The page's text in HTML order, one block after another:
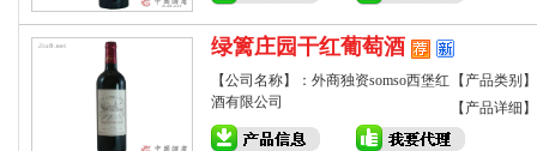
绿篱庄园干红葡萄酒
【公司名称】：外商独资somso西堡红
酒有限公司
【产品类别
【产品详细